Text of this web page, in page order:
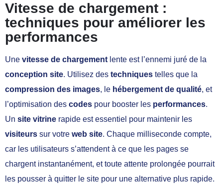
Vitesse de chargement :
techniques pour améliorer les
performances
Une vitesse de chargement lente est l’ennemi juré de la
conception site. Utilisez des techniques telles que la
compression des images, le hébergement de qualité, et
l’optimisation des codes pour booster les performances.
Un site vitrine rapide est essentiel pour maintenir les
visiteurs sur votre web site. Chaque milliseconde compte,
car les utilisateurs s’attendent à ce que les pages se
chargent instantanément, et toute attente prolongée pourrait
les pousser à quitter le site pour une alternative plus rapide.